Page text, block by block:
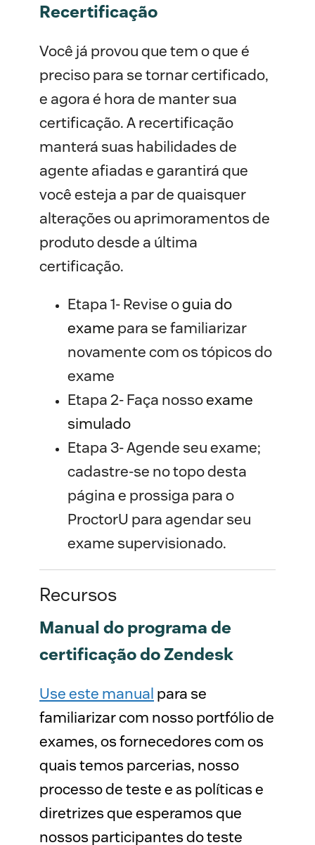
Recertificação
Você já provou que tem o que é
preciso para se tornar certificado,
e agora é hora de manter sua
certificação. A recertificação
manterá suas habilidades de
agente afiadas e garantirá que
você esteja a par de quaisquer
alterações ou aprimoramentos de
produto desde a última
certificação.
Etapa 1- Revise oguia do
exame para se familiarizar
novamente com os tópicos do
exame
Etapa 2- Faça nossoexame
simulado
Etapa 3- Agende seu exame;
cadastre-se no topo desta
página e prossiga para o
ProctorU para agendar seu
exame supervisionado.
Recursos
Manual do programa de
certificação do Zendesk
Use este manual para se
familiarizar com nosso portfólio de
exames, os fornecedores com os
quais temos parcerias, nosso
processo de teste e as políticas e
diretrizes que esperamos que
nossos participantes do teste